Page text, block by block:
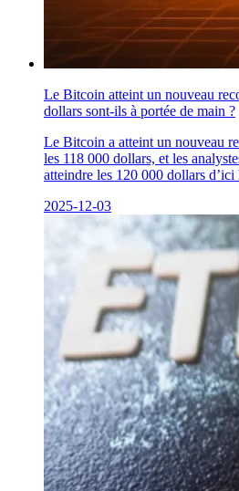
Le Bitcoin atteint un nouveau
dollars sont-ils à portée de main ?
Le Bitcoin a atteint un nouveau
les 118 000 dollars, et les
atteindre les 120 000 dollars
2025-12-03